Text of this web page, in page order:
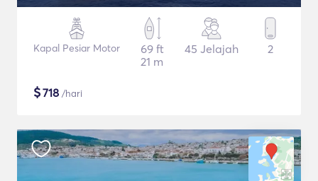
Kapal Pesiar Motor
69 ft
21 m
45 Jelajah 2
$718 /hari